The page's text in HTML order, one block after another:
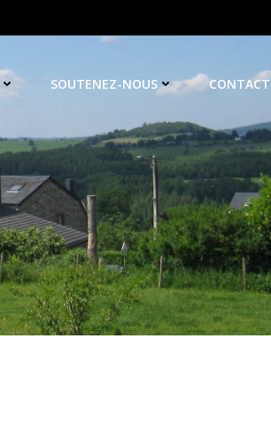
SOUTENEZ-NOUS CONTACT